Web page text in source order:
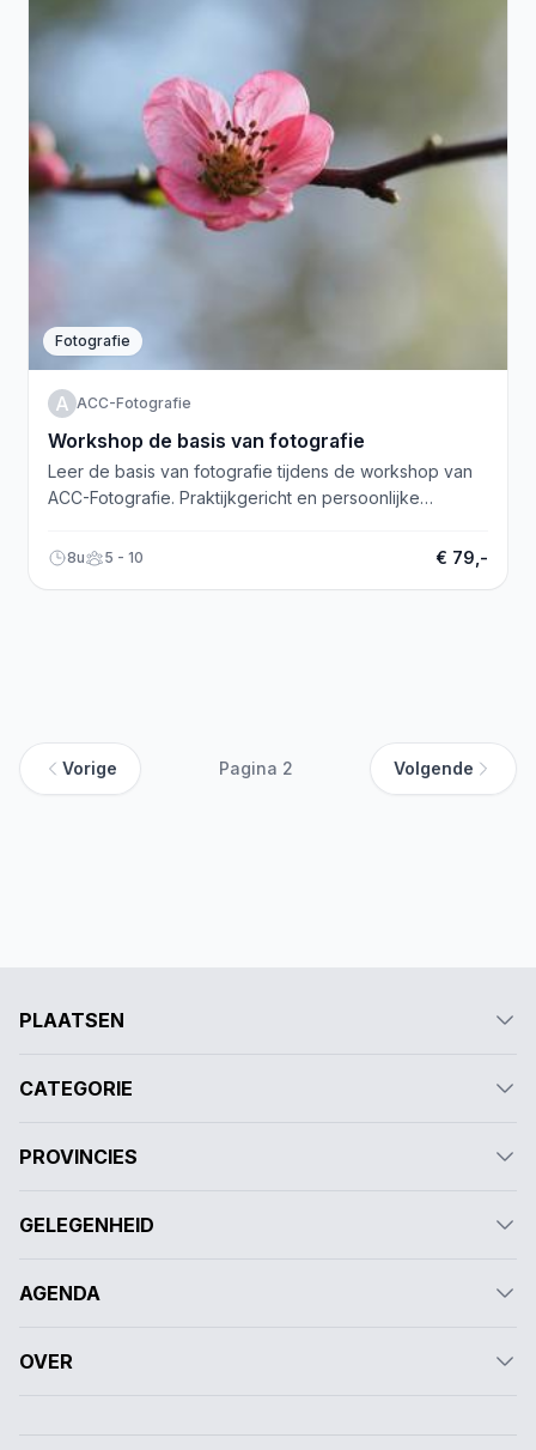
Fotografie
A ACC-Fotografie
Workshop de basis van fotografie
Leer de basis van fotografie tijdens de workshop van
ACC-Fotografie. Praktijkgericht en persoonlijke
8u 5 - 10 € 79,-
Vorige Pagina 2 Volgende
PLAATSEN
CATEGORIE
PROVINCIES
GELEGENHEID
AGENDA
OVER